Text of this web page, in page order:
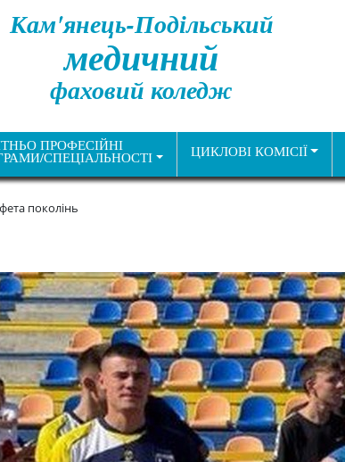
Кам'янець-Подільський
медичний
фаховий коледж
ПРОФЕСІЙНІ
СПЕЦІАЛЬНОСТІ ЦИКЛОВІ КОМІСІЇ
поколінь